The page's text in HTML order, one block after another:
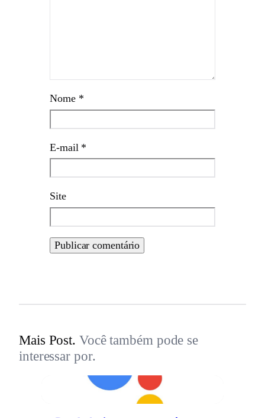
Nome *
E-mail *
Site
Mais Post. Você também pode se
interessar por.